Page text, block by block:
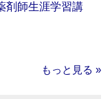
剤師生涯学習講
もっと見る »